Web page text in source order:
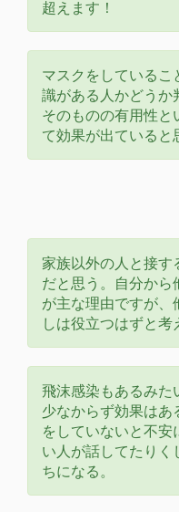
超えます！
マスクをしている
識がある人かどうか
そのものの有用性と
て効果が出ていると
家族以外の人と接
だと思う。自分から
が主な理由ですが
しは役立つはずと考
飛沫感染もあるみた
少なからず効果はあ
をしていないと不
い人が話してたり
ちになる。